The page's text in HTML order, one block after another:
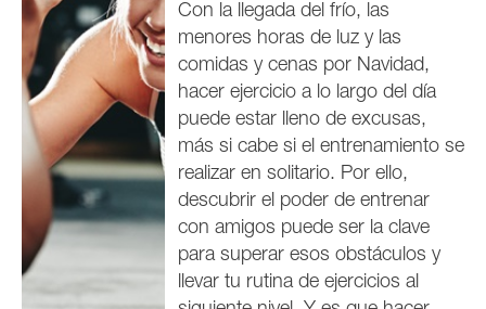
Con la llegada del frío, las
menores horas de luz y las
comidas y cenas por Navidad,
hacer ejercicio a lo largo del día
puede estar lleno de excusas,
más si cabe si el entrenamiento se
realizar en solitario. Por ello,
descubrir el poder de entrenar
con amigos puede ser la clave
para superar esos obstáculos y
llevar tu rutina de ejercicios al